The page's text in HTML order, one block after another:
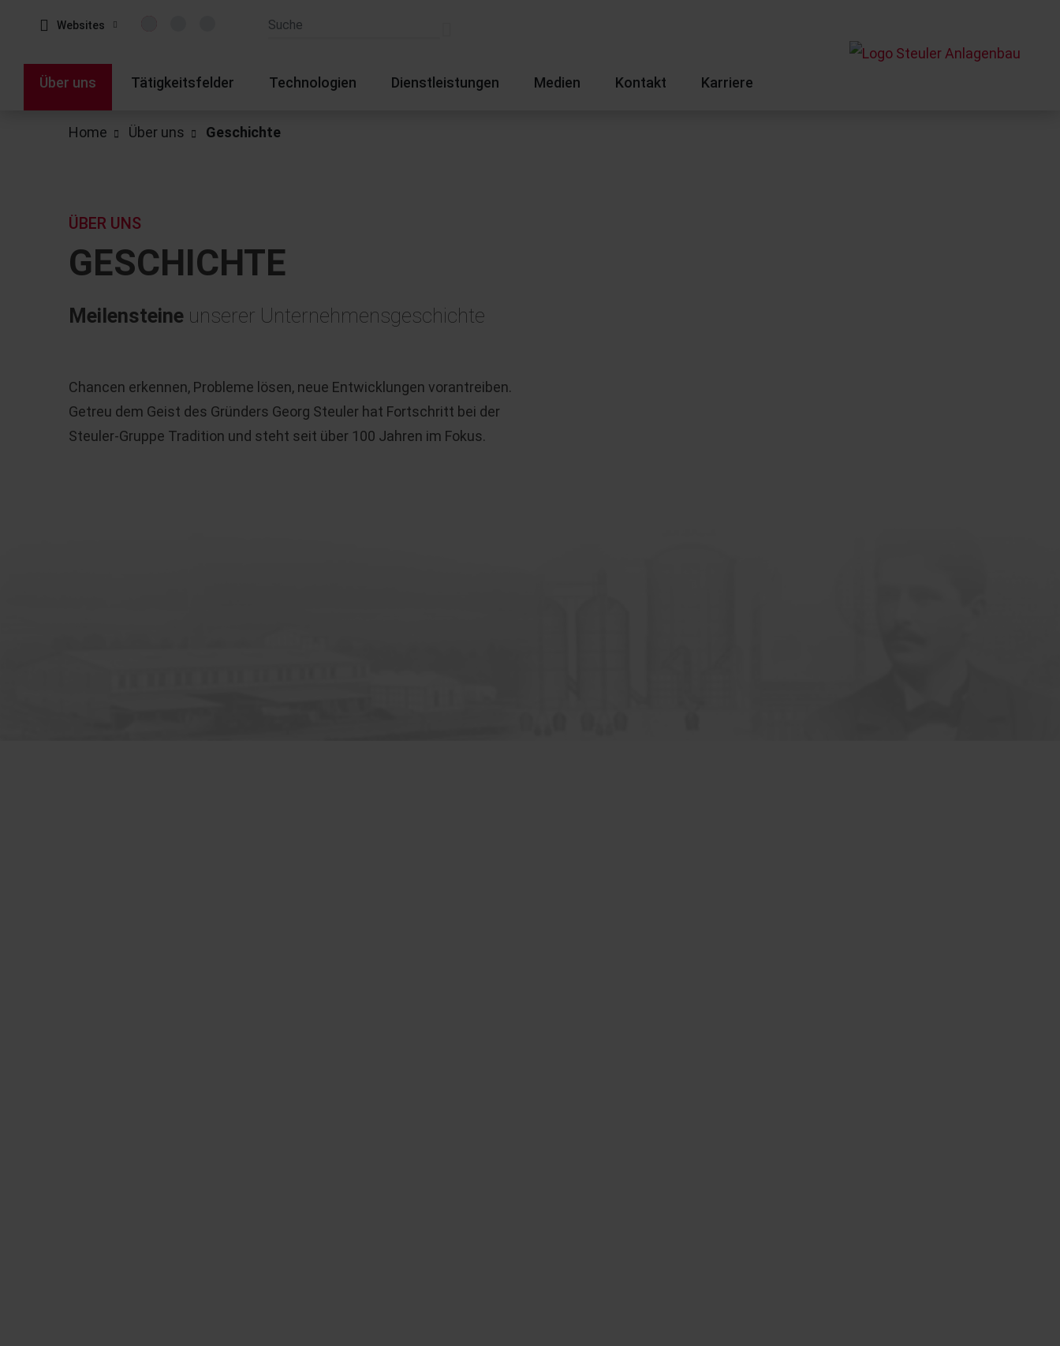
Websites
Über uns Tätigkeitsfelder Technologien Dienstleistungen Medien Kontakt Karriere
Home Über uns Geschichte
GESCHICHTE
ÜBER UNS
Meilensteine unserer Unternehmensgeschichte
Chancen erkennen, Probleme lösen, neue Entwicklungen vorantreiben.
Getreu dem Geist des Gründers Georg Steuler hat Fortschritt bei der
Steuler-Gruppe Tradition und steht seit über 100 Jahren im Fokus.